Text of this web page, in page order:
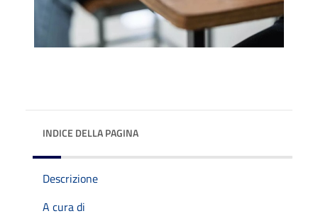
INDICE DELLA PAGINA
Descrizione
A cura di